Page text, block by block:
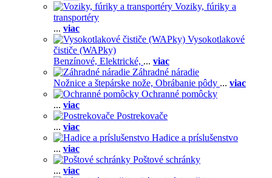
Voziky, fúriky a
transportéry
... viac
Vysokotlakové
čističe (WAPky)
Benzínové, Elektrické, ... viac
Záhradné náradie
Nožnice a štepárske nože, Obrábanie pôdy ... viac
Ochranné pomôcky
... viac
Postrekovače
... viac
Hadice a príslušenstvo
... viac
Poštové schránky
... viac